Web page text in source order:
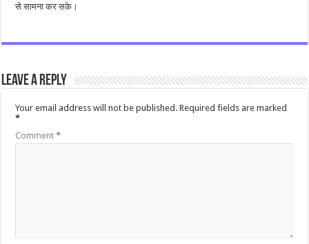
से सामना कर सके।
Leave a Reply
Your email address will not be published. Required fields are marked
*
Comment*